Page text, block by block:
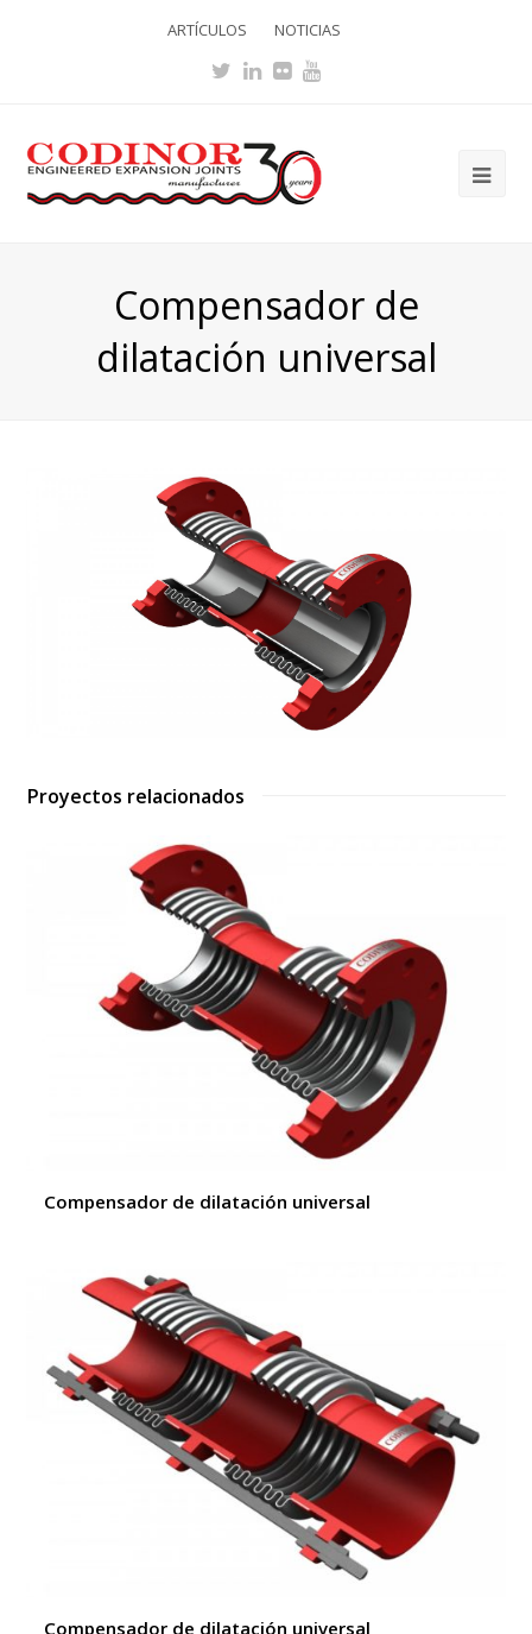
ARTÍCULOS NOTICIAS
Twitter
LinkedIn
FlickrYoutube
Compensador de
dilatación universal
Proyectos relacionados
Compensador de dilatación universal
Compensador de dilatación universal